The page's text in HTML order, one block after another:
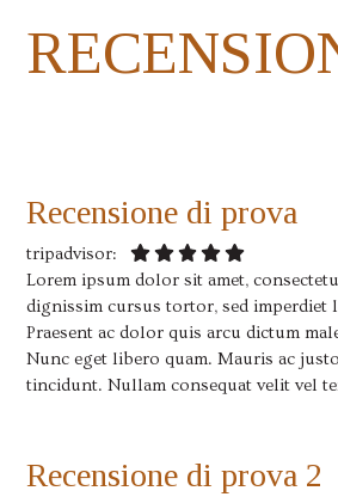
Recensione di prova
tripadvisor:
Lorem ipsum dolor sit amet,
dignissim cursus tortor, sed imperdiet
Praesent ac dolor quis arcu dictum
Nunc eget libero quam. Mauris ac
tincidunt. Nullam consequat velit vel
Recensione di prova 2